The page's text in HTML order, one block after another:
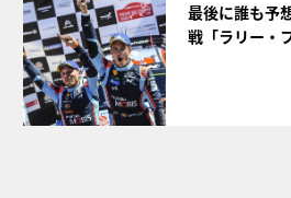
最後に誰も予
戦「ラリー・